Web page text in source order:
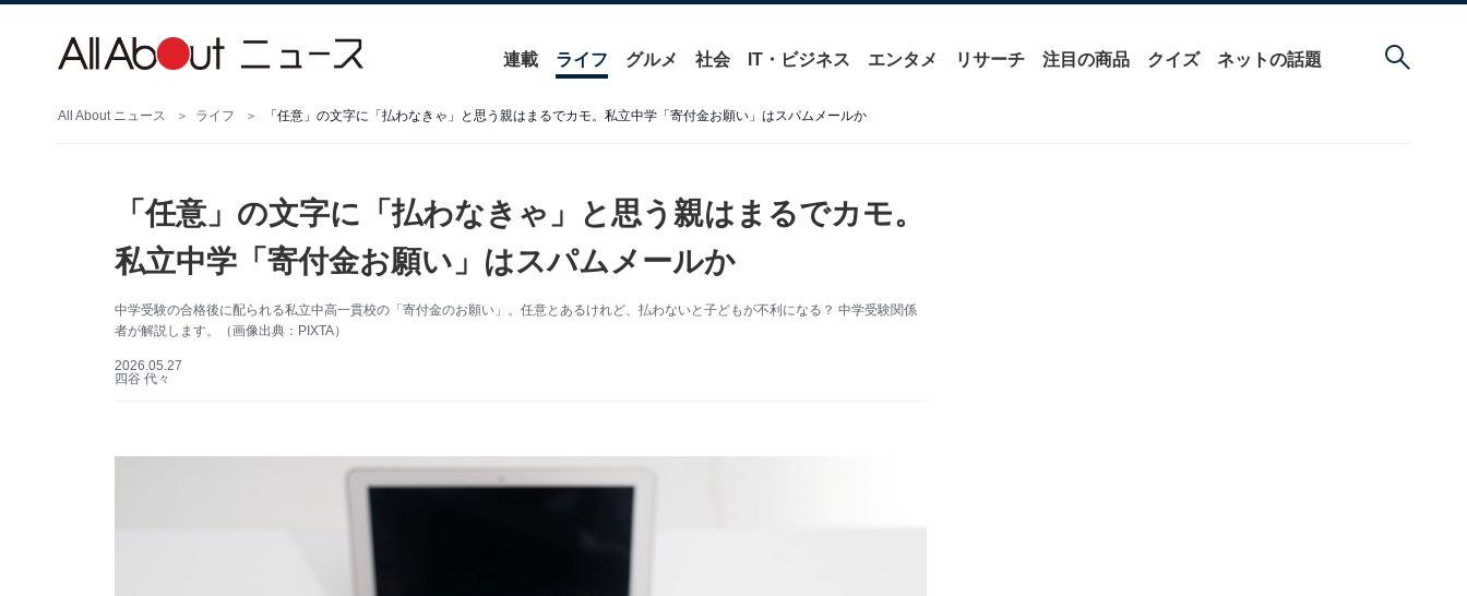
連載 ライフ グルメ 社会 IT・ビジネス エンタメ リサーチ 注目の商品 クイズ ネットの話題
All About ニュース ライフ 「任意」の文字に「払わなきゃ」と思う親はまるでカモ。私立中学「寄付金お願い」はスパムメールか
「任意」の文字に「払わなきゃ」と思う親はまるでカモ。
私立中学「寄付金お願い」はスパムメールか
中学受験の合格後に配られる私立中高一貫校の「寄付金のお願い」。任意とあるけれど、払わないと子どもが不利になる？ 中学受験関係
者が解説します。（画像出典：PIXTA）
2026.05.27
四谷 代々